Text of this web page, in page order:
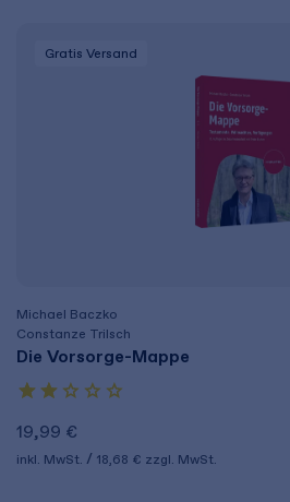
Gratis Versand
Michael Baczko
Constanze Trilsch
Die Vorsorge-Mappe
19,99 €
inkl. MwSt. 18,68 € zzgl. MwSt.